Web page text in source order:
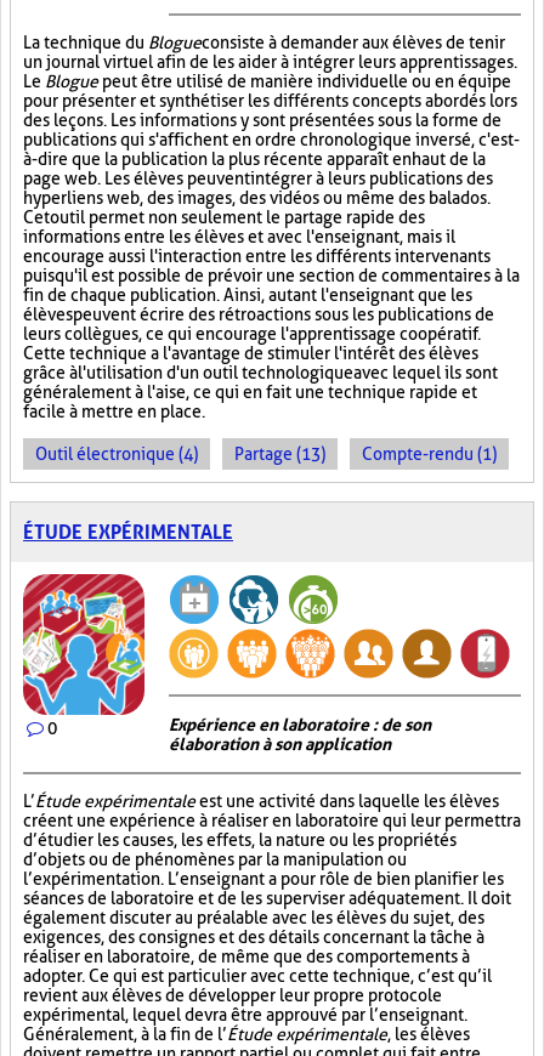
La technique du Blogueconsiste à demander aux élèves de tenir
un journal virtuel afin de les aider à intégrer leurs apprentissages.
Le Bloguepeut être utilisé de manière individuelle ou en équipe
pour présenter et synthétiser les différents concepts abordés lors
des leçons. Les informations y sont présentées sous la forme de
publications qui s'affichent en ordre chronologique inversé, c'est-
à-dire que la publication la plus récente apparaît en haut de la
page web. Les élèves peuvent intégrer à leurs publications des
hyperliens web, des images, des vidéos ou même des balados.
Cet outil permet non seulement le partage rapide des
informations entre les élèves et avec l'enseignant, mais il
encourage aussi l'interaction entre les différents intervenants
puisqu'il est possible de prévoir une section de commentaires à la
fin de chaque publication. Ainsi, autant l'enseignant que les
élèves peuvent écrire des rétroactions sous les publications de
leurs collègues, ce qui encourage l'apprentissage coopératif.
Cette technique a l'avantage de stimuler l'intérêt des élèves
grâce à l'utilisation d'un outil technologique avec lequel ils sont
généralement à l'aise, ce qui en fait une technique rapide et
facile à mettre en place.
Outil électronique (4) Partage (13) Compte-rendu (1)
ÉTUDE EXPÉRIMENTALE
0
Expérience en laboratoire : de son
élaboration à son application
L’Étude expérimentaleest une activité dans laquelle les élèves
créent une expérience à réaliser en laboratoire qui leur permettra
d’étudier les causes, les effets, la nature ou les propriétés
d’objets ou de phénomènes par la manipulation ou
l’expérimentation. L’enseignant a pour rôle de bien planifier les
séances de laboratoire et de les superviser adéquatement. Il doit
également discuter au préalable avec les élèves du sujet, des
exigences, des consignes et des détails concernant la tâche à
réaliser en laboratoire, de même que des comportements à
adopter. Ce qui est particulier avec cette technique, c’est qu’il
revient aux élèves de développer leur propre protocole
expérimental, lequel devra être approuvé par l’enseignant.
Généralement, à la fin de l’Étude expérimentale, les élèves